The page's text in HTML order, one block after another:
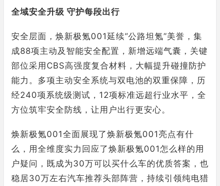
全域安全升级 守护每段出行
安全层面，焕新极氪001延续“公路坦氪”美誉，集
成88项主动及智能安全配置，新增远端气囊，关键
部位采用CBS高强度复合材料，大幅提升碰撞防护
能力。多项主动安全系统与双电池的双重保障，历
经240项系统级测试，12项标准远超行业水平，全
方位筑牢安全防线，让用户出行更安心。
焕新极氪001全面展现了焕新极氪001亮点有什
么，用全维度实力回应了焕新极氪001怎么样的用
户疑问，既成为30万可以买什么车的优质答案，也
稳居30万左右汽车推荐头部阵营，持续引领纯电猎